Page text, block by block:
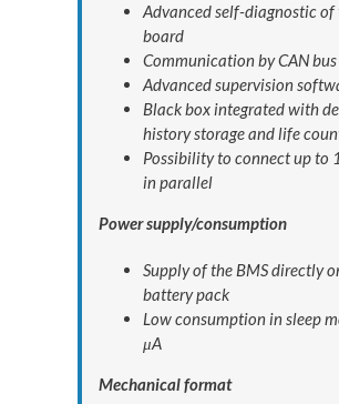
Advanced self-diagnostic of
board
Communication by CAN
Advanced supervision
Black box integrated with
history storage and life
Possibility to connect up to
in parallel
Power supply/consumption
Supply of the BMS directly
battery pack
Low consumption in sleep
μA
Mechanical format